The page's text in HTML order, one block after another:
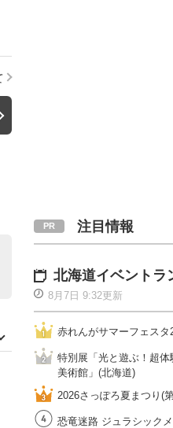
注目情報
北海道イベントラ
8月7日 9:32更新
赤れんがサマーフェスタ
特別展「光と遊ぶ！超
美術館」(北海道)
2026さっぽろ夏まつり(
恐竜迷路 ジュラシック